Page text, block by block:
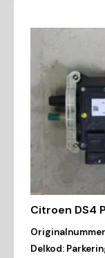
Citroen DS4
Delkod: